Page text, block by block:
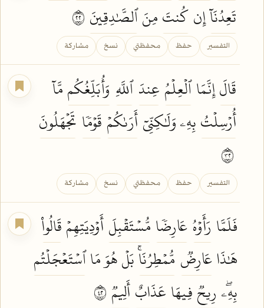
تَعِدُنَآإِنكُنتَمِنَٱلصَّٰدِقِينَ
التفسير حفظ محفظتي نسخ مشاركة
قَالَإِنَّمَاٱلۡعِلۡمُعِندَ ٱللَّهِ وَأُبَلِّغُكُممَّآ
أُرۡسِلۡتُبِهِۦ وَلَٰكِنِّيٓأَرَىٰكُمۡ قَوۡمٗا تَجۡهَلُونَ
التفسير حفظ محفظتي نسخ مشاركة
فَلَمَّا رَأَوۡهُعَارِضٗا مُّسۡتَقۡبِلَأَوۡدِيَتِهِمۡقَالُواْ
هَٰذَاعَارِضٞ مُّمۡطِرُنَاۚبَلۡ هُوَ مَاٱسۡتَعۡجَلۡتُم
بِهِۦۖ رِيحٞفِيهَاعَذَابٌأَلِيمٞ